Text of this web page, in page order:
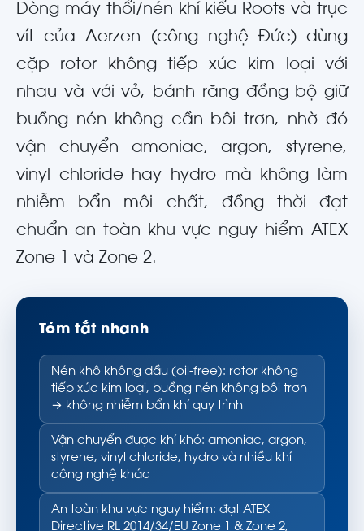
Dòng máy thổi/nén khí kiểu Roots và trục
vít của Aerzen (công nghệ Đức) dùng
cặp rotor không tiếp xúc kim loại với
nhau và với vỏ, bánh răng đồng bộ giữ
buồng nén không cần bôi trơn, nhờ đó
vận chuyển amoniac, argon, styrene,
vinyl chloride hay hydro mà không làm
nhiễm bẩn môi chất, đồng thời đạt
chuẩn an toàn khu vực nguy hiểm ATEX
Zone 1 và Zone 2.
Tóm tắt nhanh
Nén khô không dầu (oil-free): rotor không
tiếp xúc kim loại, buồng nén không bôi trơn
→ không nhiễm bẩn khí quy trình
Vận chuyển được khí khó: amoniac, argon,
styrene, vinyl chloride, hydro và nhiều khí
công nghệ khác
An toàn khu vực nguy hiểm: đạt ATEX
Directive RL 2014/34/EU Zone 1 & Zone 2,